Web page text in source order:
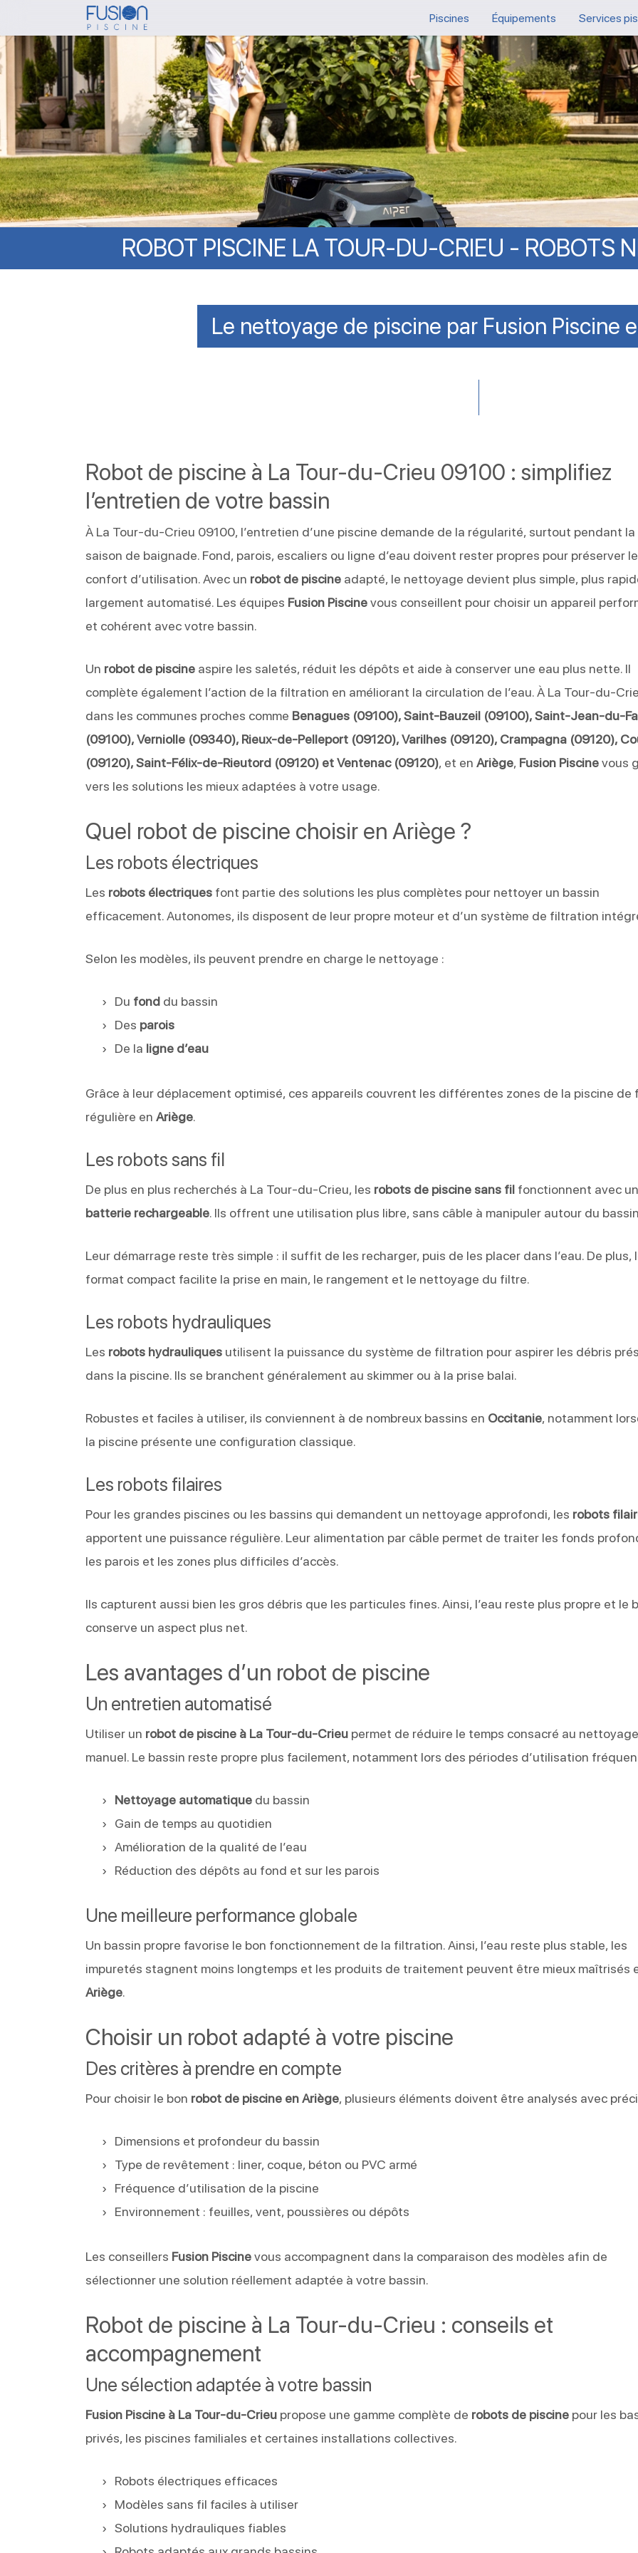
to
main
content
Piscines Équipements Services
ROBOT PISCINE LA TOUR-DU-CRIEU - ROBOTS
Le nettoyage de piscine par Fusion Piscine
Robot de piscine à La Tour-du-Crieu 09100 : simplifiez
l’entretien de votre bassin
À La Tour-du-Crieu 09100, l’entretien d’une piscine demande de la régularité, surtout pendant la
saison de baignade. Fond, parois, escaliers ou ligne d’eau doivent rester propres pour préserver le
confort d’utilisation. Avec un robot de piscine adapté, le nettoyage devient plus simple, plus
largement automatisé. Les équipes Fusion Piscinevous conseillent pour choisir un appareil
et cohérent avec votre bassin.
Un robot de piscine aspire les saletés, réduit les dépôts et aide à conserver une eau plus nette. Il
complète également l’action de la filtration en améliorant la circulation de l’eau. À La Tour-du-
dans les communes proches comme Benagues (09100), Saint-Bauzeil (09100), Saint-Jean-du-
(09100), Verniolle (09340), Rieux-de-Pelleport (09120), Varilhes (09120), Crampagna (09120),
(09120), Saint-Félix-de-Rieutord (09120) et Ventenac (09120), et enAriège, Fusion Piscinevous
vers les solutions les mieux adaptées à votre usage.
Quel robot de piscine choisir en Ariège ?
Les robots électriques
Les robots électriques font partie des solutions les plus complètes pour nettoyer un bassin
efficacement. Autonomes, ils disposent de leur propre moteur et d’un système de filtration
Selon les modèles, ils peuvent prendre en charge le nettoyage :
Du fond du bassin
Des parois
De la ligne d’eau
Grâce à leur déplacement optimisé, ces appareils couvrent les différentes zones de la piscine de
régulière enAriège.
Les robots sans fil
De plus en plus recherchés à La Tour-du-Crieu, les robots de piscine sans fil fonctionnent avec
batterie rechargeable. Ils offrent une utilisation plus libre, sans câble à manipuler autour du
Leur démarrage reste très simple : il suffit de les recharger, puis de les placer dans l’eau. De plus,
format compact facilite la prise en main, le rangement et le nettoyage du filtre.
Les robots hydrauliques
Les robots hydrauliques utilisent la puissance du système de filtration pour aspirer les débris
dans la piscine. Ils se branchent généralement au skimmer ou à la prise balai.
Robustes et faciles à utiliser, ils conviennent à de nombreux bassins en Occitanie, notamment
la piscine présente une configuration classique.
Les robots filaires
Pour les grandes piscines ou les bassins qui demandent un nettoyage approfondi, les robots
apportent une puissance régulière. Leur alimentation par câble permet de traiter les fonds
les parois et les zones plus difficiles d’accès.
Ils capturent aussi bien les gros débris que les particules fines. Ainsi, l’eau reste plus propre et le
conserve un aspect plus net.
Les avantages d’un robot de piscine
Un entretien automatisé
Utiliser un robot de piscine à La Tour-du-Crieu permet de réduire le temps consacré au nettoyage
manuel. Le bassin reste propre plus facilement, notamment lors des périodes d’utilisation
Nettoyage automatique du bassin
Gain de temps au quotidien
Amélioration de la qualité de l’eau
Réduction des dépôts au fond et sur les parois
Une meilleure performance globale
Un bassin propre favorise le bon fonctionnement de la filtration. Ainsi, l’eau reste plus stable, les
impuretés stagnent moins longtemps et les produits de traitement peuvent être mieux maîtrisés
Ariège.
Choisir un robot adapté à votre piscine
Des critères à prendre en compte
Pour choisir le bon robot de piscine en Ariège, plusieurs éléments doivent être analysés avec
Dimensions et profondeur du bassin
Type de revêtement : liner, coque, béton ou PVC armé
Fréquence d’utilisation de la piscine
Environnement : feuilles, vent, poussières ou dépôts
Les conseillers Fusion Piscinevous accompagnent dans la comparaison des modèles afin de
sélectionner une solution réellement adaptée à votre bassin.
Robot de piscine à La Tour-du-Crieu : conseils et
accompagnement
Une sélection adaptée à votre bassin
Fusion Piscine à La Tour-du-Crieu propose une gamme complète de robots de piscine pour les
privés, les piscines familiales et certaines installations collectives.
Robots électriques efficaces
Modèles sans fil faciles à utiliser
Solutions hydrauliques fiables